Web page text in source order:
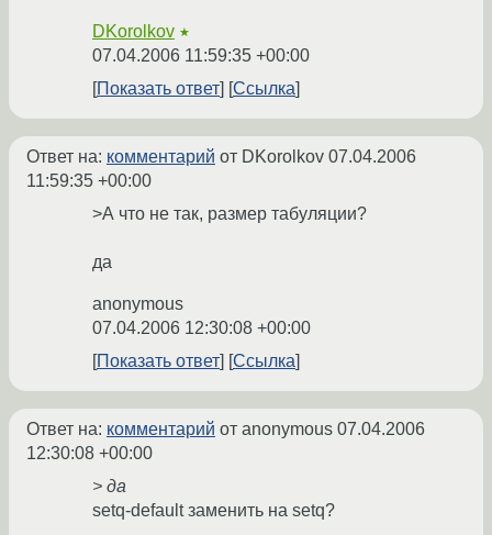
DKorolkov ★
07.04.2006 11:59:35 +00:00
Показать ответ
Ссылка
Ответ на: комментарий от DKorolkov 07.04.2006
11:59:35 +00:00
>А что не так, размер табуляции?
да
anonymous
07.04.2006 12:30:08 +00:00
Показать ответ
Ссылка
Ответ на: комментарий от anonymous 07.04.2006
12:30:08 +00:00
> да
setq-default заменить на setq?